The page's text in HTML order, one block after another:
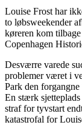
Louise Frost har
to løbsweekender
køreren kom
Copenhagen
Desværre varede
problemer været i
Park den
En stærk
straf for tyvstart
katastrofal for